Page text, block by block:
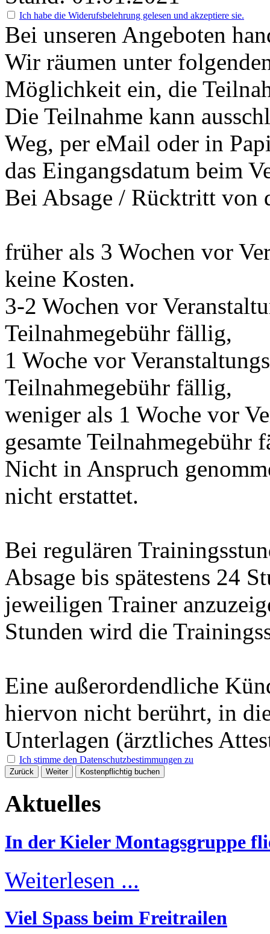
Ich habe die Widerufsbelehrung gelesen und akzeptiere sie.
Bei unseren Angeboten
Wir räumen unter
Möglichkeit ein, die
Die Teilnahme kann
Weg, per eMail oder in
das Eingangsdatum beim
Bei Absage / Rücktritt von
früher als 3 Wochen vor
keine Kosten.
3-2 Wochen vor
Teilnahmegebühr fällig,
1 Woche vor
Teilnahmegebühr fällig,
weniger als 1 Woche vor
gesamte Teilnahmegebühr
Nicht in Anspruch
nicht erstattet.
Bei regulären
Absage bis spätestens 24
jeweiligen Trainer
Stunden wird die
Eine außerordendliche
hiervon nicht berührt, in
Unterlagen (ärztliches
Ich stimme den Datenschutzbestimmungen zu
Zurück Weiter Kostenpflichtig buchen
Aktuelles
In der Kieler Montagsgruppe
Weiterlesen ...
Viel Spass beim Freitrailen